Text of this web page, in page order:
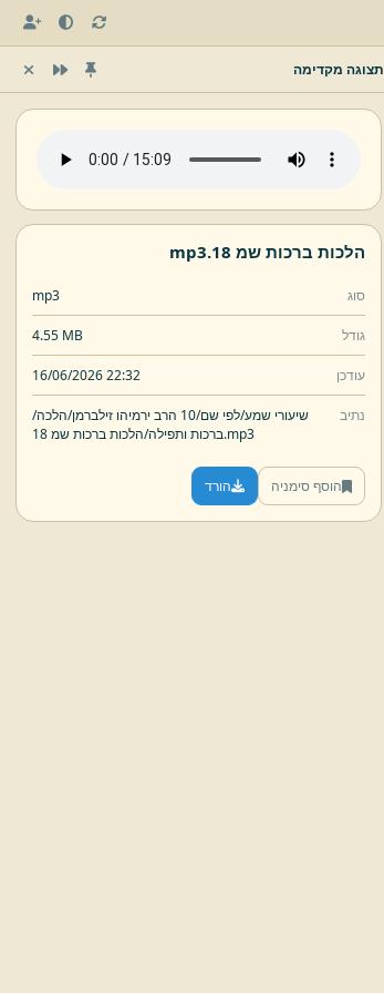
תצוגה מקדימה
הלכות ברכות שמ 18. mp3
סוג mp3
גודל 4.55 MB
עודכן 16/06/2026 22:32
נתיב שיעורי שמע/לפי שם/10 הרב ירמיהו זילברמן/
הלכה/
ברכות ותפילה/הלכות ברכות שמ 18.mp3
הוסף סימניה הורד